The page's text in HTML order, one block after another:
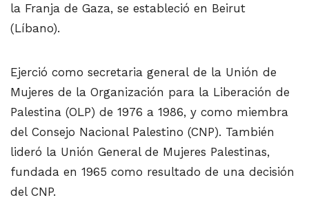
la Franja de Gaza, se estableció en Beirut
(Líbano).
Ejerció como secretaria general de la Unión de
Mujeres de la Organización para la Liberación de
Palestina (OLP) de 1976 a 1986, y como miembra
del Consejo Nacional Palestino (CNP). También
lideró la Unión General de Mujeres Palestinas,
fundada en 1965 como resultado de una decisión
del CNP.